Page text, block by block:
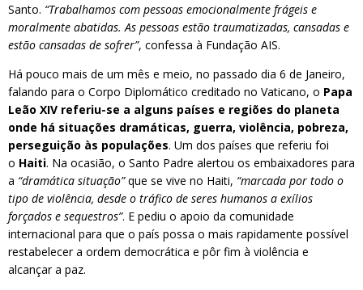
Santo. “Trabalhamos com pessoas emocionalmente frágeis e
moralmente abatidas. As pessoas estão traumatizadas, cansadas e
estão cansadas de sofrer”, confessa à Fundação AIS.
Há pouco mais de um mês e meio, no passado dia 6 de Janeiro,
falando para o Corpo Diplomático creditado no Vaticano, o Papa
Leão XIV referiu-se a alguns países e regiões do planeta
onde há situações dramáticas, guerra, violência, pobreza,
perseguição às populações. Um dos países que referiu foi
o Haiti. Na ocasião, o Santo Padre alertou os embaixadores para
a “dramática situação”que se vive no Haiti, “marcada por todo o
tipo de violência, desde o tráfico de seres humanos a exílios
forçados e sequestros”. E pediu o apoio da comunidade
internacional para que o país possa o mais rapidamente possível
restabelecer a ordem democrática e pôr fim à violência e
alcançar a paz.